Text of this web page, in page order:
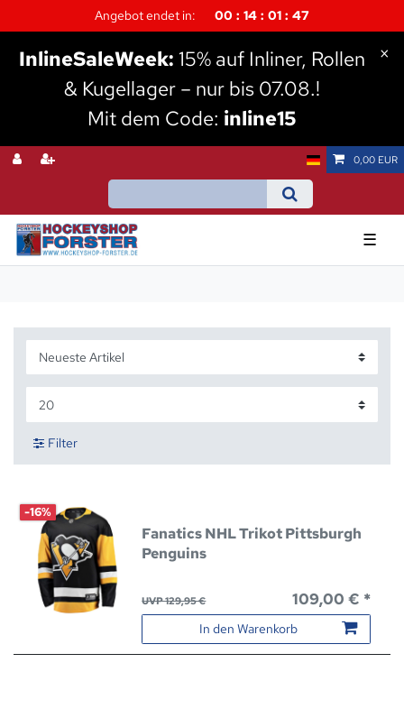
Angebot endet in: 00 14 01 47
InlineSaleWeek: 15% auf Inliner, Rollen
& Kugellager – nur bis 07.08.!
Mit dem Code: inline15
×
0,00 EUR
☰
Filter
-16%
Fanatics NHL Trikot Pittsburgh
Penguins
UVP 129,95 € 109,00 € *
In den Warenkorb